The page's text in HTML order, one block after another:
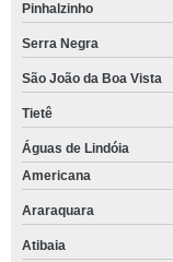
Pinhalzinho
Serra Negra
São João da Boa Vista
Tietê
Águas de Lindóia
Americana
Araraquara
Atibaia